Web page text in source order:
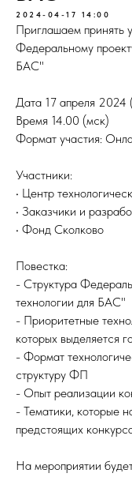
2024-04-17 14:00
Приглашаем принять
Федеральному
БАС"
Дата 17 апреля 2024
Время 14.00 (мск)
Формат участия:
Участники:
• Центр
• Заказчики и
• Фонд Сколково
Повестка:
- Структура
технологии для БАС"
- Приоритетные
которых выделяется
- Формат
структуру ФП
- Опыт реализации
- Тематики, которые
предстоящих
На мероприятии